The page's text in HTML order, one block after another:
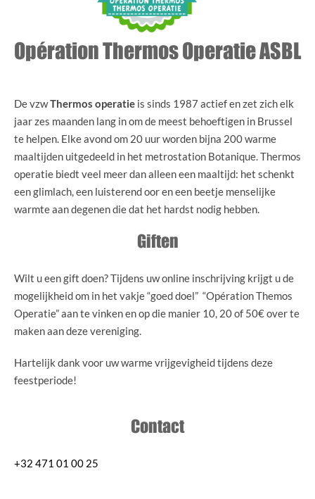
Opération Thermos Operatie ASBL
De vzwThermos operatie is sinds 1987 actief en zet zich elk
jaar zes maanden lang in om de meest behoeftigen in Brussel
te helpen. Elke avond om 20 uur worden bijna 200 warme
maaltijden uitgedeeld in het metrostation Botanique. Thermos
operatie biedt veel meer dan alleen een maaltijd: het schenkt
een glimlach, een luisterend oor en een beetje menselijke
warmte aan degenen die dat het hardst nodig hebben.
Giften
Wilt u een gift doen? Tijdens uw online inschrijving krijgt u de
mogelijkheid om in het vakje “goed doel” “Opération Themos
Operatie” aan te vinken en op die manier 10, 20 of 50€ over te
maken aan deze vereniging.
Hartelijk dank voor uw warme vrijgevigheid tijdens deze
feestperiode!
Contact
+32 471 01 00 25